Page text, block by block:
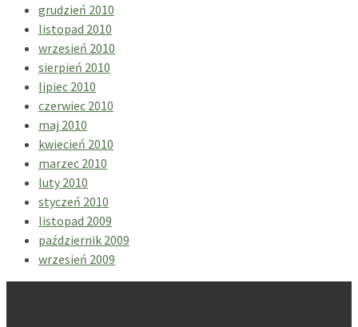
grudzień 2010
listopad 2010
wrzesień 2010
sierpień 2010
lipiec 2010
czerwiec 2010
maj 2010
kwiecień 2010
marzec 2010
luty 2010
styczeń 2010
listopad 2009
październik 2009
wrzesień 2009